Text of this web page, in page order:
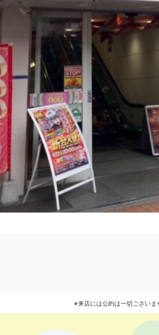
※来店には公約は一切ございま